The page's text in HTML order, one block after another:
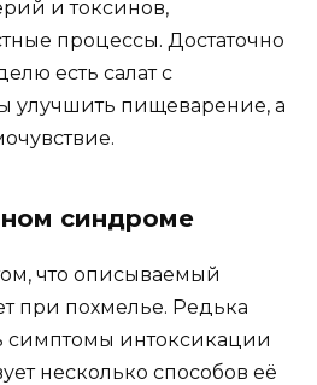
и токсинов,
процессы. Достаточно
есть салат с
улучшить пищеварение, а
синдроме
что описываемый
при похмелье. Редька
симптомы интоксикации
несколько способов её